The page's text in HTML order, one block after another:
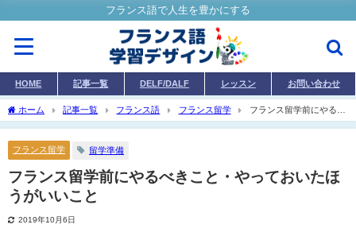
フランス語で人生を豊かにする
HOME 記事一覧 DELF/DALF レッスン お問い合わせ
ホーム 記事一覧 フランス語 フランス留学
フランス留学前にやるべ
きこと・やっておいたほうがいいこと
フランス留学 留学準備
フランス留学前にやるべきこと・やっておいたほ
うがいいこと
2019年10月6日